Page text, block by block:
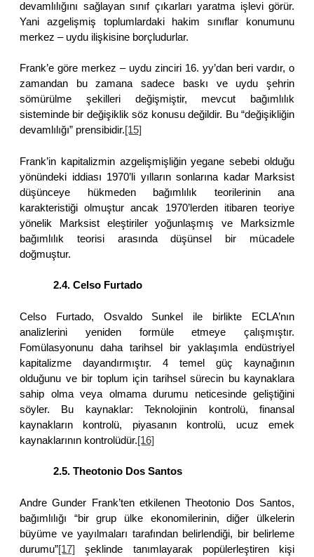
devamlılığını sağlayan sınıf çıkarları yaratma işlevi görür.
Yani azgelişmiş toplumlardaki hakim sınıflar konumunu
merkez – uydu ilişkisine borçludurlar.
Frank’e göre merkez – uydu zinciri 16. yy’dan beri vardır, o
zamandan bu zamana sadece baskı ve uydu şehrin
sömürülme şekilleri değişmiştir, mevcut bağımlılık
sisteminde bir değişiklik söz konusu değildir. Bu “değişikliğin
devamlılığı” prensibidir.[15]
Frank’in kapitalizmin azgelişmişliğin yegane sebebi olduğu
yönündeki iddiası 1970’li yılların sonlarına kadar Marksist
düşünceye hükmeden bağımlılık teorilerinin ana
karakteristiği olmuştur ancak 1970’lerden itibaren teoriye
yönelik Marksist eleştiriler yoğunlaşmış ve Marksizmle
bağımlılık teorisi arasında düşünsel bir mücadele
doğmuştur.
2.4. Celso Furtado
Celso Furtado, Osvaldo Sunkel ile birlikte ECLA’nın
analizlerini yeniden formüle etmeye çalışmıştır.
Fomülasyonunu daha tarihsel bir yaklaşımla endüstriyel
kapitalizme dayandırmıştır. 4 temel güç kaynağının
olduğunu ve bir toplum için tarihsel sürecin bu kaynaklara
sahip olma veya olmama durumu neticesinde geliştiğini
söyler. Bu kaynaklar: Teknolojinin kontrolü, finansal
kaynakların kontrolü, piyasanın kontrolü, ucuz emek
kaynaklarının kontrolüdür.[16]
2.5. Theotonio Dos Santos
Andre Gunder Frank’ten etkilenen Theotonio Dos Santos,
bağımlılığı “bir grup ülke ekonomilerinin, diğer ülkelerin
büyüme ve yayılmaları tarafından belirlendiği, bir belirleme
durumu”[17] şeklinde tanımlayarak popülerleştiren kişi